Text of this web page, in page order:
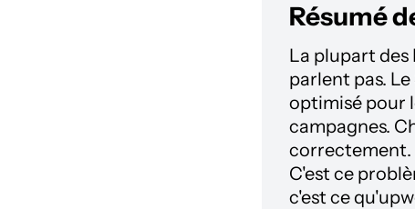
Résumé
La plupart des
parlent pas. Le
optimisé pour
campagnes.
correctement.
C'est ce
c'est ce